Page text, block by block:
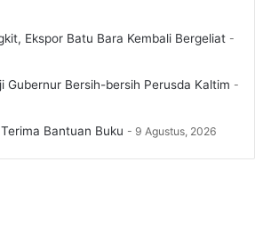
Ekspor Batu Bara Kembali Bergeliat
Gubernur Bersih-bersih Perusda Kaltim
Bantuan Buku 9 Agustus, 2026